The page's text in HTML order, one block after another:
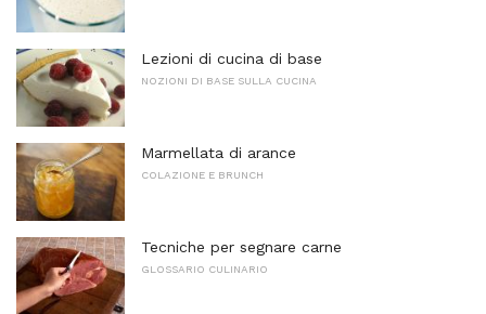
Lezioni di cucina di base
NOZIONI DI BASE SULLA CUCINA
Marmellata di arance
COLAZIONE E BRUNCH
Tecniche per segnare carne
GLOSSARIO CULINARIO